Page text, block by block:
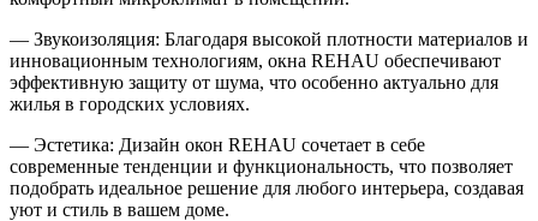
— Звукоизоляция: Благодаря высокой плотности материалов и
инновационным технологиям, окна REHAU обеспечивают
эффективную защиту от шума, что особенно актуально для
жилья в городских условиях.
— Эстетика: Дизайн окон REHAU сочетает в себе
современные тенденции и функциональность, что позволяет
подобрать идеальное решение для любого интерьера, создавая
уют и стиль в вашем доме.